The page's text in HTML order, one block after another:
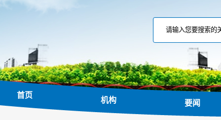
首页
机构 要闻